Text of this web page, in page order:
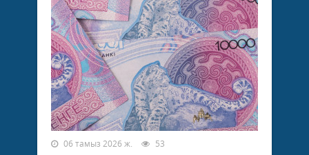
06 тамыз 2026 ж. 53